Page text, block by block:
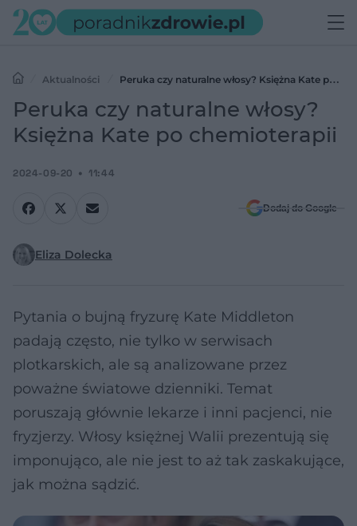
Aktualności
Peruka czy naturalne włosy? Księżna Kate po
chemioterapii
Peruka czy naturalne włosy?
Księżna Kate po chemioterapii
2024-09-20 11:44
Dodaj do Google
Eliza Dolecka
Pytania o bujną fryzurę Kate Middleton
padają często, nie tylko w serwisach
plotkarskich, ale są analizowane przez
poważne światowe dzienniki. Temat
poruszają głównie lekarze i inni pacjenci, nie
fryzjerzy. Włosy księżnej Walii prezentują się
imponująco, ale nie jest to aż tak zaskakujące,
jak można sądzić.